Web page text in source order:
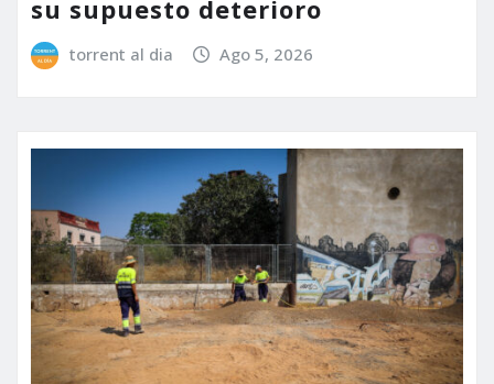
su supuesto deterioro
torrent al dia Ago 5, 2026